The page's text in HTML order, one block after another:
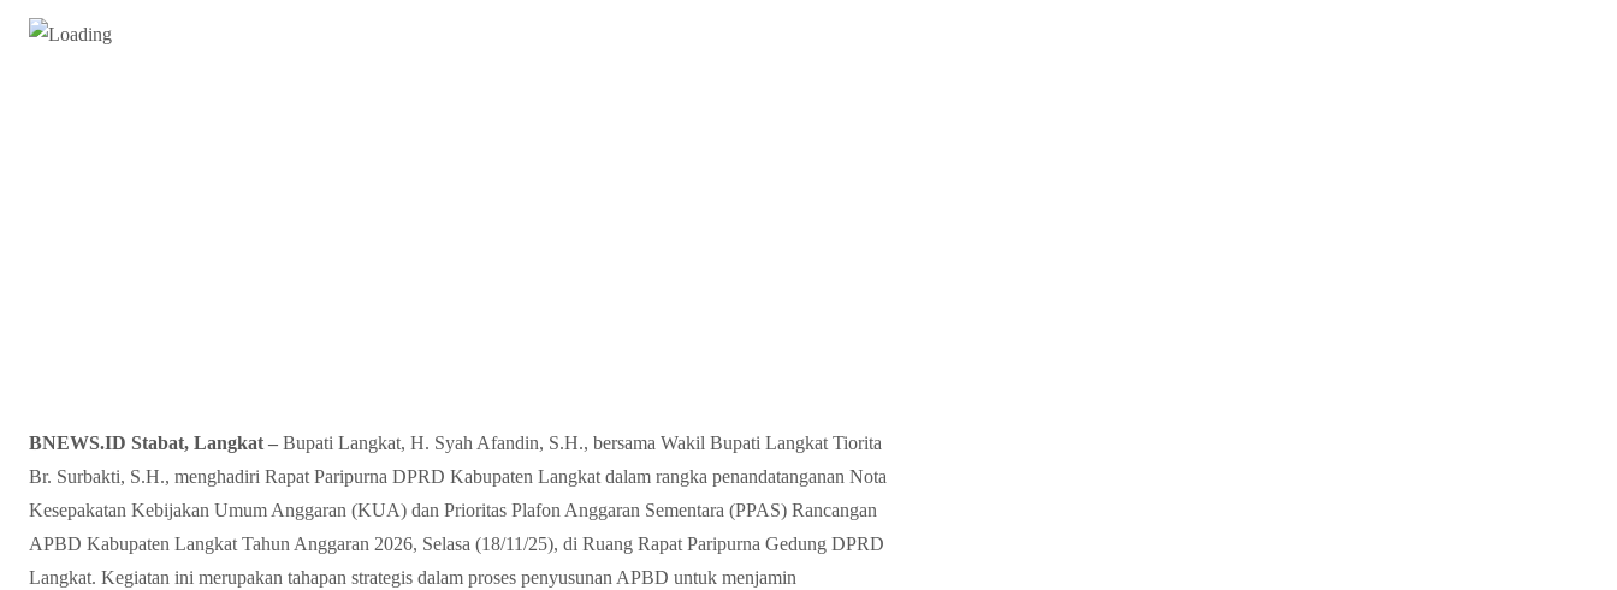
BNEWS.ID Stabat, Langkat – Bupati Langkat, H. Syah Afandin, S.H., bersama Wakil Bupati Langkat Tiorita
Br. Surbakti, S.H., menghadiri Rapat Paripurna DPRD Kabupaten Langkat dalam rangka penandatanganan Nota
Kesepakatan Kebijakan Umum Anggaran (KUA) dan Prioritas Plafon Anggaran Sementara (PPAS) Rancangan
APBD Kabupaten Langkat Tahun Anggaran 2026, Selasa (18/11/25), di Ruang Rapat Paripurna Gedung DPRD
Langkat. Kegiatan ini merupakan tahapan strategis dalam proses penyusunan APBD untuk menjamin